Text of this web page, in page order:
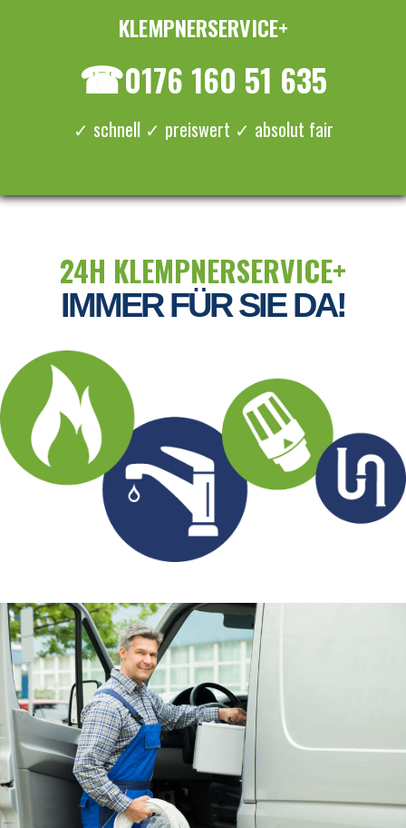
KLEMPNERSERVICE+
☎0176 160 51 635
✓ schnell ✓ preiswert ✓ absolut fair
24H KLEMPNERSERVICE+
IMMER FÜR SIE DA!